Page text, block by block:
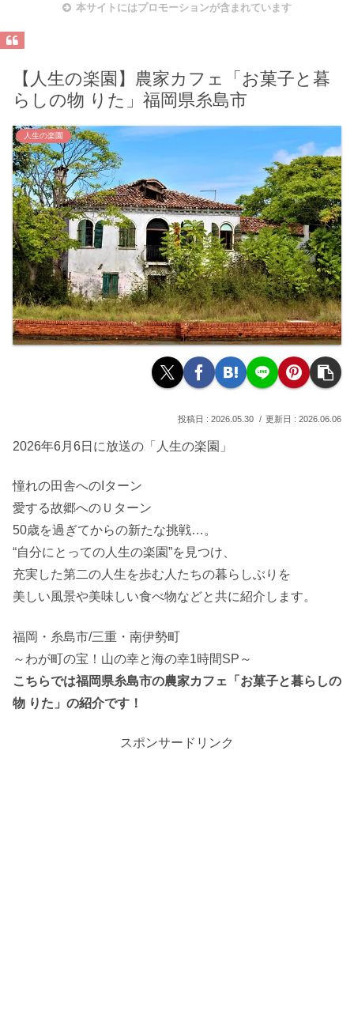
本サイトにはプロモーションが含まれています
【人生の楽園】農家カフェ「お菓子と暮
らしの物 りた」福岡県糸島市
人生の楽園
2026.05.30 2026.06.06
2026年6月6日に放送の「人生の楽園」
憧れの田舎へのIターン
愛する故郷へのＵターン
50歳を過ぎてからの新たな挑戦…。
“自分にとっての人生の楽園”を見つけ、
充実した第二の人生を歩む人たちの暮らしぶりを
美しい風景や美味しい食べ物などと共に紹介します。
福岡・糸島市/三重・南伊勢町
～わが町の宝！山の幸と海の幸1時間SP～
こちらでは福岡県糸島市の農家カフェ「お菓子と暮らしの
物 りた」の紹介です！
スポンサードリンク